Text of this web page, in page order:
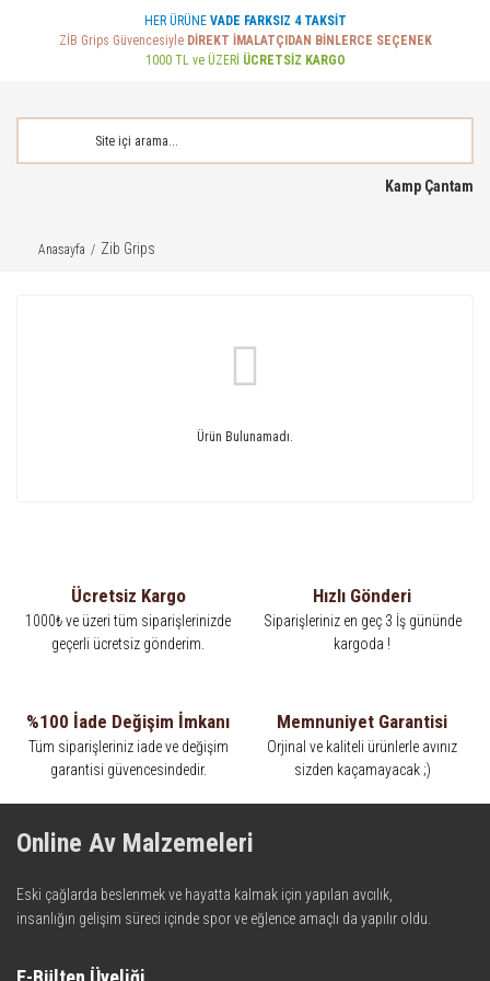
HER ÜRÜNE VADE FARKSIZ 4 TAKSİT
ZİB Grips Güvencesiyle DİREKT İMALATÇIDAN BİNLERCE SEÇENEK
1000 TL ve ÜZERİ ÜCRETSİZ KARGO
Kamp Çantam
Anasayfa Zib Grips
Ürün Bulunamadı.
Ücretsiz Kargo
1000₺ ve üzeri tüm siparişlerinizde
geçerli ücretsiz gönderim.
Hızlı Gönderi
Siparişleriniz en geç 3 İş gününde
kargoda !
%100 İade Değişim İmkanı
Tüm siparişleriniz iade ve değişim
garantisi güvencesindedir.
Memnuniyet Garantisi
Orjinal ve kaliteli ürünlerle avınız
sizden kaçamayacak ;)
Online Av Malzemeleri
Eski çağlarda beslenmek ve hayatta kalmak için yapılan avcılık,
insanlığın gelişim süreci içinde spor ve eğlence amaçlı da yapılır oldu.
teknolojinin dokunuşuyla av malzemelerinde en iyisini meydana